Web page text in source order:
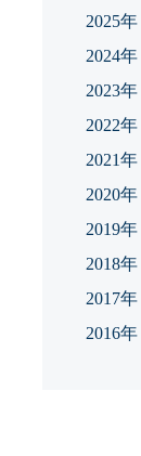
2025年
2024年
2023年
2022年
2021年
2020年
2019年
2018年
2017年
2016年